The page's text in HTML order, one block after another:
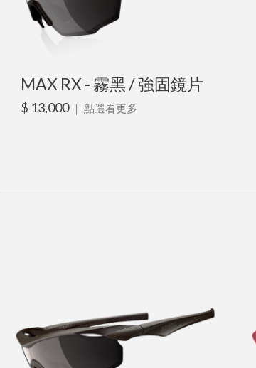
MAX RX - 霧黑 / 強固鏡片
$ 13,000 ｜ 點選看更多